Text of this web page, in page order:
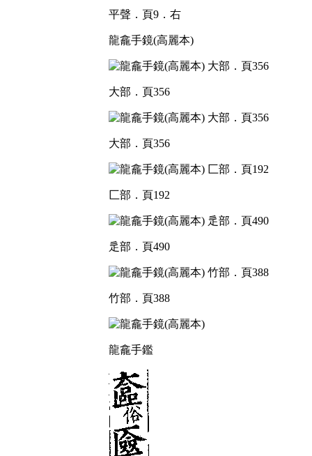
平聲．頁9．右
龍龕手鏡(高麗本)
大部．頁356
大部．頁356
匚部．頁192
辵部．頁490
竹部．頁388
龍龕手鑑